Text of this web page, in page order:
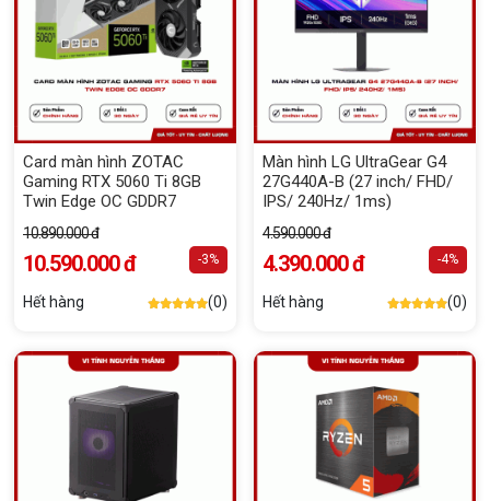
Card màn hình ZOTAC
Gaming RTX 5060 Ti 8GB
Twin Edge OC GDDR7
10.890.000 đ
10.590.000 đ -3%
Hết hàng (0)
Màn hình LG UltraGear G4
27G440A-B (27 inch/ FHD/
IPS/ 240Hz/ 1ms)
4.590.000 đ
4.390.000 đ -4%
Hết hàng (0)